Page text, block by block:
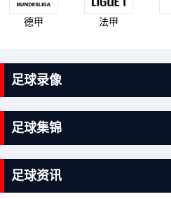
德甲 法甲
足球录像
足球集锦
足球资讯